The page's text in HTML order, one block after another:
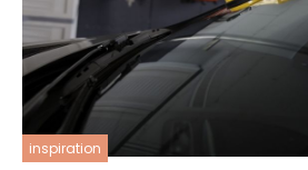
inspiration